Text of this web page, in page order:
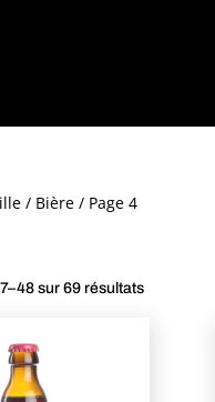
/ Bière / Page 4
sur 69 résultats